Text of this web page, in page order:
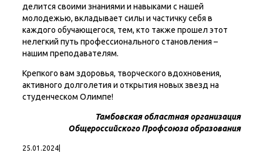
делится своими знаниями и навыками с нашей
молодежью, вкладывает силы и частичку себя в
каждого обучающегося, тем, кто также прошел этот
нелегкий путь профессионального становления –
нашим преподавателям.
Крепкого вам здоровья, творческого вдохновения,
активного долголетия и открытия новых звезд на
студенческом Олимпе!
Тамбовская областная организация
Общероссийского Профсоюза образования
25.01.2024